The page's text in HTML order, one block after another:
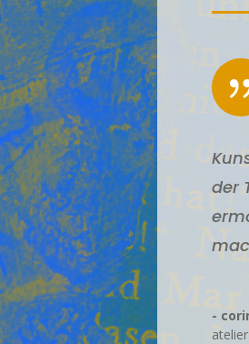
der
-